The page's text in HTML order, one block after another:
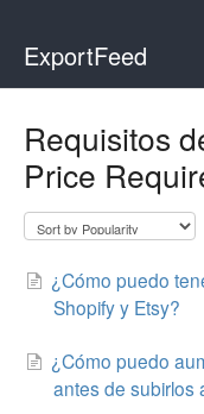
ExportFeed
Requisitos
Price
¿Cómo puedo
Shopify y Etsy?
¿Cómo puedo
antes de subirlos